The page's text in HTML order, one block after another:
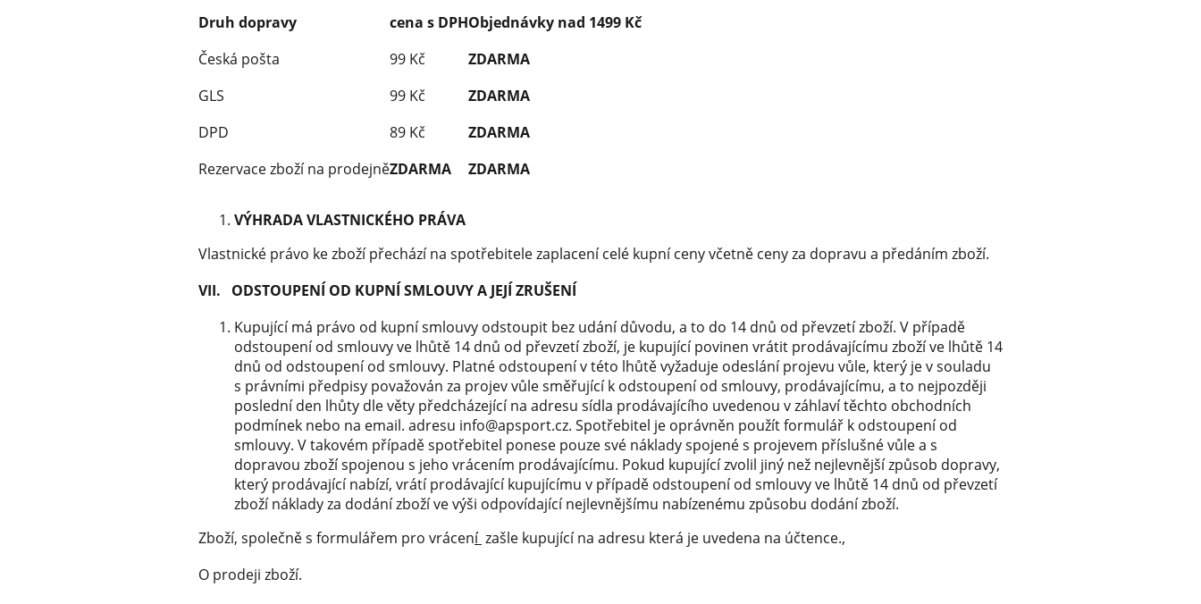
Druh dopravy
cena s DPHObjednávky nad 1499 Kč
Česká pošta
99 Kč
ZDARMA
GLS
99 Kč
ZDARMA
DPD
89 Kč
ZDARMA
Rezervace zboží na prodejněZDARMA ZDARMA
VÝHRADA VLASTNICKÉHO PRÁVA
Vlastnické právo ke zboží přechází na spotřebitele zaplacení celé kupní ceny včetně ceny za dopravu a předáním zboží.
VII. ODSTOUPENÍ OD KUPNÍ SMLOUVY A JEJÍ ZRUŠENÍ
Kupující má právo od kupní smlouvy odstoupit bez udání důvodu, a to do 14 dnů od převzetí zboží. V případě
odstoupení od smlouvy ve lhůtě 14 dnů od převzetí zboží, je kupující povinen vrátit prodávajícímu zboží ve lhůtě 14
dnů od odstoupení od smlouvy. Platné odstoupení v této lhůtě vyžaduje odeslání projevu vůle, který je v souladu
s právními předpisy považován za projev vůle směřující k odstoupení od smlouvy, prodávajícímu, a to nejpozději
poslední den lhůty dle věty předcházející na adresu sídla prodávajícího uvedenou v záhlaví těchto obchodních
podmínek nebo na email. adresu info@apsport.cz. Spotřebitel je oprávněn použít formulář k odstoupení od
smlouvy. V takovém případě spotřebitel ponese pouze své náklady spojené s projevem příslušné vůle a s
dopravou zboží spojenou s jeho vrácením prodávajícímu. Pokud kupující zvolil jiný než nejlevnější způsob dopravy,
který prodávající nabízí, vrátí prodávající kupujícímu v případě odstoupení od smlouvy ve lhůtě 14 dnů od převzetí
zboží náklady za dodání zboží ve výši odpovídající nejlevnějšímu nabízenému způsobu dodání zboží.
Zboží, společně s formulářem pro vrácení zašle kupující na adresu která je uvedena na účtence.,
O prodeji zboží.